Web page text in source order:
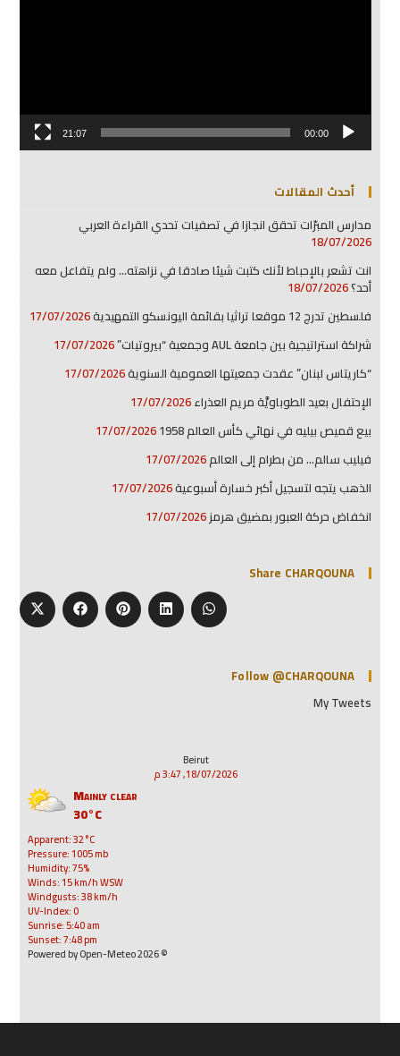
00:00
21:07
أحدث المقالات
مدارس المبرّات تحقق انجازا في تصفيات تحدي القراءة العربي
18/07/2026
انت تشعر بالإحباط لأنك كتبت شيئا صادقا في نزاهته… ولم يتفاعل معه
أحد؟18/07/2026
فلسطين تدرج 12 موقعا تراثيا بقائمة اليونسكو التمهيدية
17/07/2026
شراكة استراتيجية بين جامعة AUL وجمعية “بيروتيات”
17/07/2026
“كاريتاس لبنان” عقدت جمعيتها العمومية السنوية17/07/2026
الإحتفال بعيد الطوباويَّة مريم العذراء17/07/2026
بيع قميص بيليه في نهائي كأس العالم 1958
17/07/2026
فيليب سالم… من بطرام إلى العالم17/07/2026
الذهب يتجه لتسجيل أكبر خسارة أسبوعية17/07/2026
انخفاض حركة العبور بمضيق هرمز17/07/2026
Share CHARQOUNA
Follow @CHARQOUNA
My Tweets
Beirut
18/07/2026, 3:47 م
Mainly clear
30°C
Apparent: 32°C
Pressure: 1005 mb
Humidity: 75%
Winds: 15 km/h WSW
Windgusts: 38 km/h
UV-Index: 0
Sunrise: 5:40 am
Sunset: 7:48 pm
© 2026 Powered by Open-Meteo